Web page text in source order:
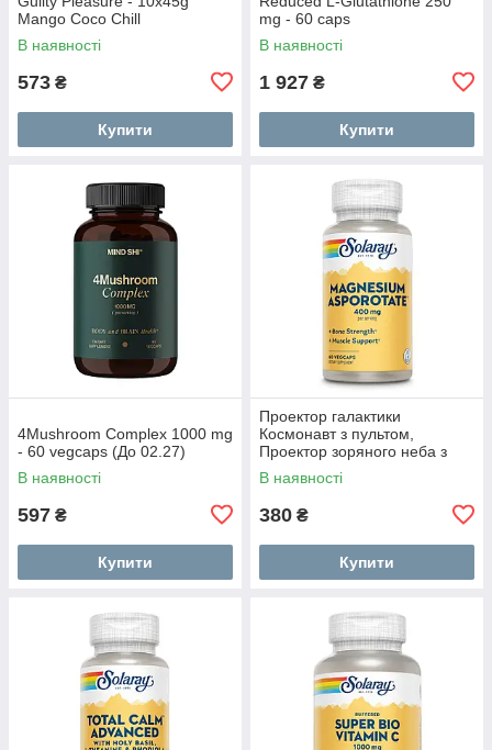
Mango Coco Chill
В наявності
573 ₴
Купити
mg - 60 caps
В наявності
1 927 ₴
Купити
4Mushroom Complex 1000 mg
- 60 vegcaps (До 02.27)
В наявності
597 ₴
Купити
Проектор галактики
Космонавт з пультом,
Проектор зоряного неба з
пультом дистанційного
керування UH-91
В наявності
380 ₴
Купити